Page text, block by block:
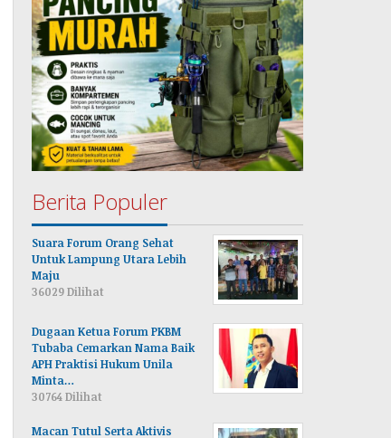
Berita Populer
Suara Forum Orang Sehat
Untuk Lampung Utara Lebih
Maju
36029 Dilihat
Dugaan Ketua Forum PKBM
Tubaba Cemarkan Nama Baik
APH Praktisi Hukum Unila
Minta…
30764 Dilihat
Macan Tutul Serta Aktivis